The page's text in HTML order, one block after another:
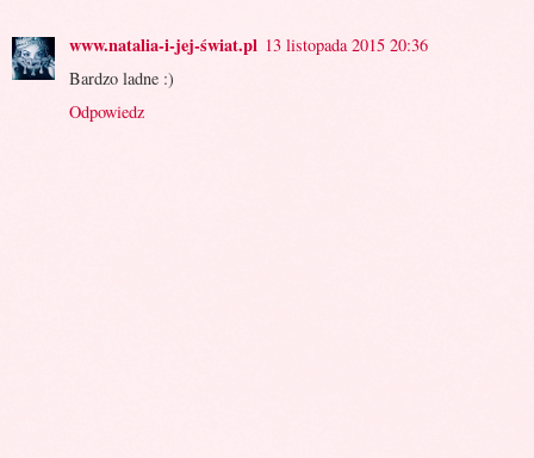
www.natalia-i-jej-świat.pl 13 listopada 2015 20:36
Bardzo ladne :)
Odpowiedz